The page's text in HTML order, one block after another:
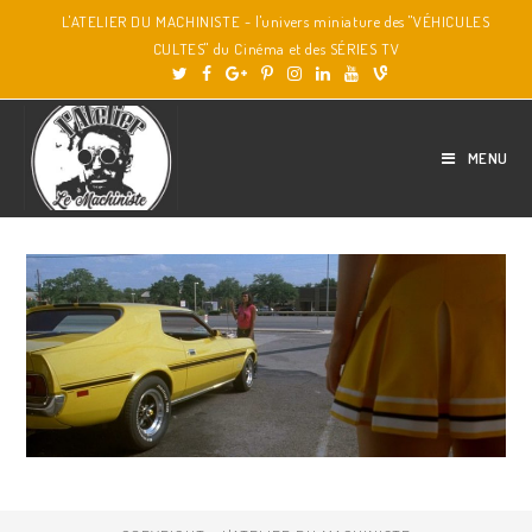
L'ATELIER DU MACHINISTE - l'univers miniature des "VÉHICULES
CULTES" du Cinéma et des SÉRIES TV
MENU